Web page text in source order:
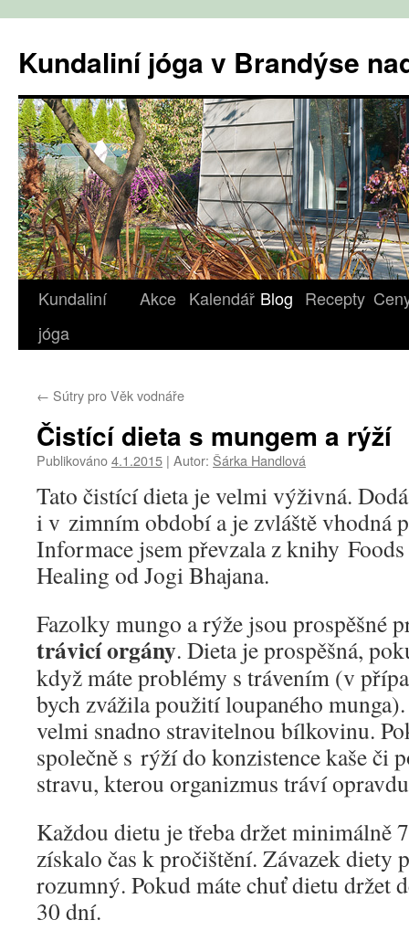
obsahu
webu
Kundaliní jóga v Brandýse
Kundaliní
jóga
Akce Kalendář Blog Recepty
← Sútry pro Věk vodnáře
Čistící dieta s mungem a rýží
Publikováno4.1.2015 | Autor: Šárka Handlová
Tato čistící dieta je velmi výživná.
i v zimním období a je zvláště vhodná
Informace jsem převzala z knihy
Healing od Jogi Bhajana.
Fazolky mungo a rýže jsou prospěšné
trávicí orgány. Dieta je prospěšná,
když máte problémy s trávením (v
bych zvážila použití loupaného
velmi snadno stravitelnou bílkovinu.
společně s rýží do konzistence kaše či
stravu, kterou organizmus tráví
Každou dietu je třeba držet minimálně
získalo čas k pročištění. Závazek diety
rozumný. Pokud máte chuť dietu držet
30 dní.